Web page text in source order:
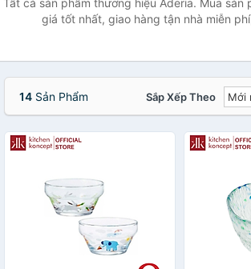
Tất cả sản phẩm thương hiệu Aderia. Mua sản
giá tốt nhất, giao hàng tận nhà miễn
14 Sản Phẩm Sắp Xếp Theo